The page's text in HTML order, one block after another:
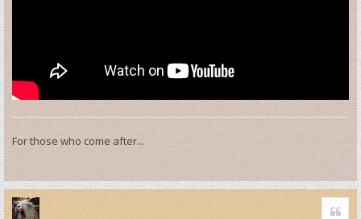
For those who come after...
T
o
p